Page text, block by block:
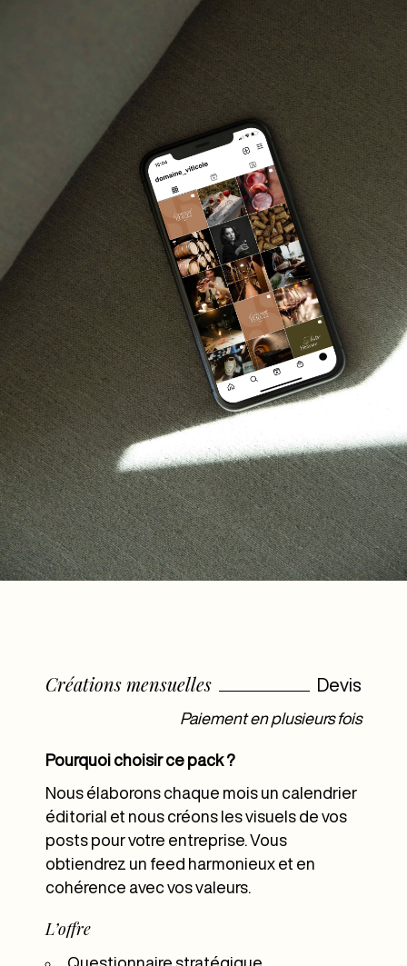
Créations mensuelles Devis
Paiement en plusieurs fois
Pourquoi choisir ce pack ?
Nous élaborons chaque mois un calendrier
éditorial et nous créons les visuels de vos
posts pour votre entreprise. Vous
obtiendrez un feed harmonieux et en
cohérence avec vos valeurs.
L’offre
Questionnaire stratégique